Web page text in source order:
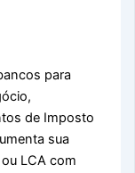
para
de Imposto
sua
LCA com